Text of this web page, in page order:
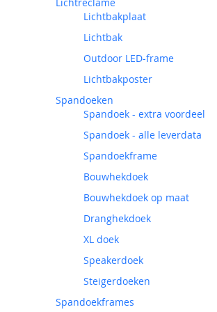
Lichtbakplaat
Lichtbak
Outdoor LED-frame
Lichtbakposter
Spandoeken
Spandoek - extra voordeel
Spandoek - alle leverdata
Spandoekframe
Bouwhekdoek
Bouwhekdoek op maat
Dranghekdoek
XL doek
Speakerdoek
Steigerdoeken
Spandoekframes